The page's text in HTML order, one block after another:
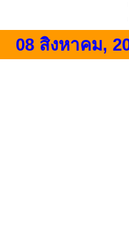
08 สิงหาคม,